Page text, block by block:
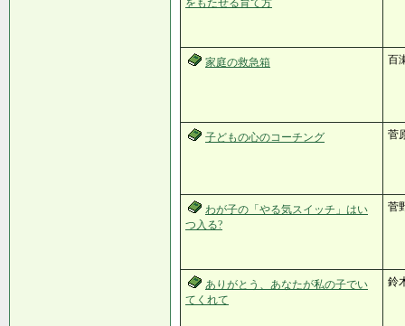
をもたせる育て方
家庭の救急箱 百
子どもの心のコーチング 菅
わが子の「やる気スイッチ」はい
つ入る?
菅
ありがとう、あなたが私の子でい
てくれて
鈴